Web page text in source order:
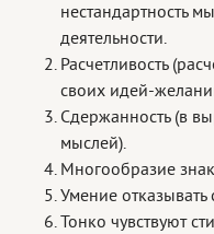
нестандартность
деятельности.
Расчетливость
своих идей-
Сдержанность (в
мыслей).
Многообразие
Умение отказывать
Тонко чувствуют